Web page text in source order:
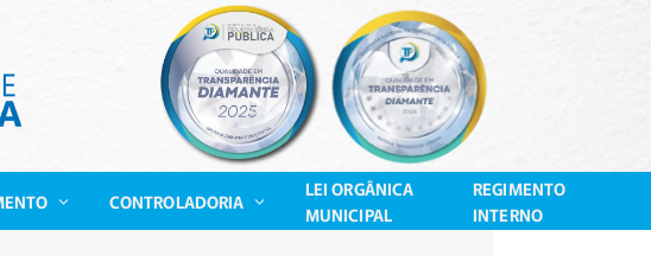
CONTROLADORIA
LEI ORGÂNICA
MUNICIPAL
REGIMENTO
INTERNO